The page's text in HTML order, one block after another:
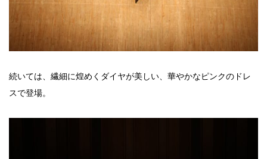
続いては、繊細に煌めくダイヤが美しい、華やかなピンクのドレ
スで登場。